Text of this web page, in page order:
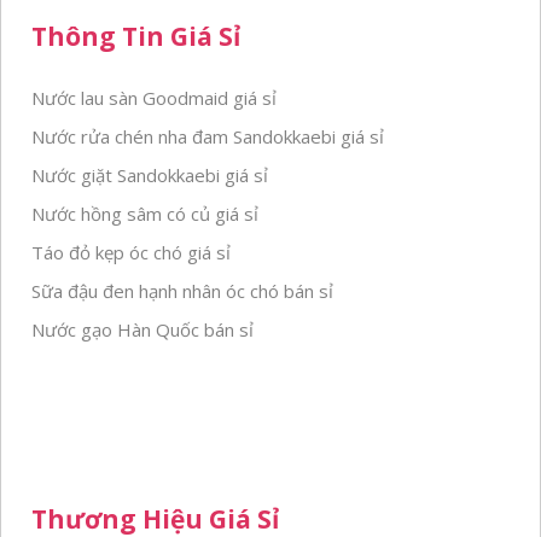
Thông Tin Giá Sỉ
Nước lau sàn Goodmaid giá sỉ
Nước rửa chén nha đam Sandokkaebi giá sỉ
Nước giặt Sandokkaebi giá sỉ
Nước hồng sâm có củ giá sỉ
Táo đỏ kẹp óc chó giá sỉ
Sữa đậu đen hạnh nhân óc chó bán sỉ
Nước gạo Hàn Quốc bán sỉ
Thương Hiệu Giá Sỉ